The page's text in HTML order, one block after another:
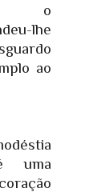
o
lhe
ao
uma